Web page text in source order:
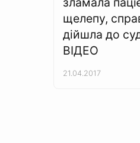
щелепу,
дійшла до
ВІДЕО
21.04.2017